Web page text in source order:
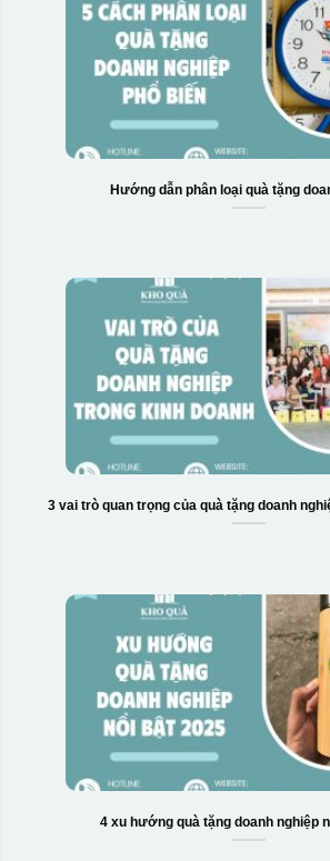
Hộp xi 2 cốc
Hướng dẫn phân loại quà tặng
3 vai trò quan trọng của quà tặng doanh
4 xu hướng quà tặng doanh nghiệp